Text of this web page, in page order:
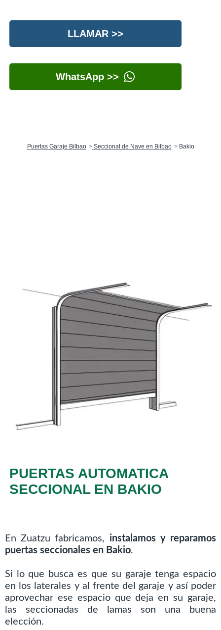
LLAMAR >>
WhatsApp >>
Puertas Garaje Bilbao Seccional de Nave en Bilbao Bakio
PUERTAS AUTOMATICA
SECCIONAL EN BAKIO
En Zuatzu fabricamos, instalamos y reparamos
puertas seccionales en Bakio.
Si lo que busca es que su garaje tenga espacio
en los laterales y al frente del garaje y así poder
aprovechar ese espacio que deja en su garaje,
las seccionadas de lamas son una buena
elección.